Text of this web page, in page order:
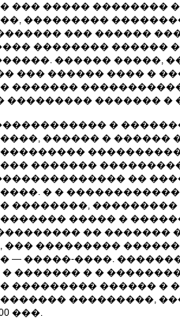
��� ����� ��������
���������
��� ������
�������� ������
������ �����,
��� ������ ���� �
�������
��������� ������� �
�
������ � ������
�������
��
� �
��������,
����� �
�� �������
��� ���������
— �����-����.
������� � �
��������� ������ �
���������,
���.